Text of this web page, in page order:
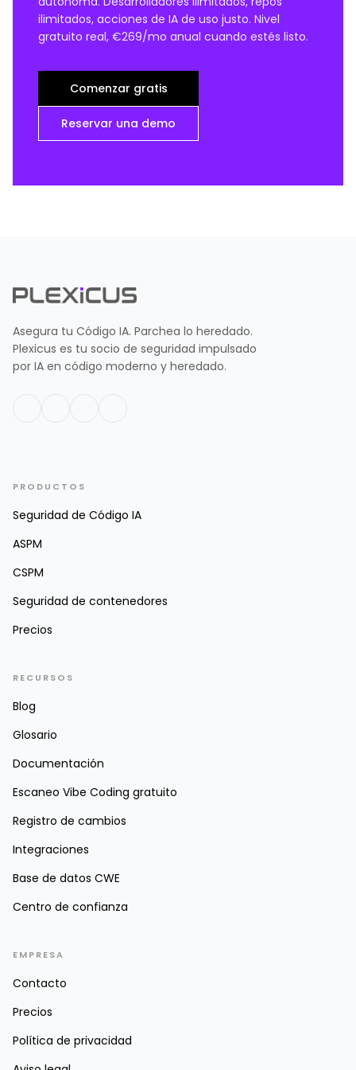
ilimitados, acciones de IA de uso justo. Nivel
gratuito real, €269/mo anual cuando estés listo.
Comenzar gratis
Reservar una demo
Asegura tu Código IA. Parchea lo heredado.
Plexicus es tu socio de seguridad impulsado
por IA en código moderno y heredado.
PRODUCTOS
Seguridad de Código IA
ASPM
CSPM
Seguridad de contenedores
Precios
RECURSOS
Blog
Glosario
Documentación
Escaneo Vibe Coding gratuito
Registro de cambios
Integraciones
Base de datos CWE
Centro de confianza
EMPRESA
Contacto
Precios
Política de privacidad